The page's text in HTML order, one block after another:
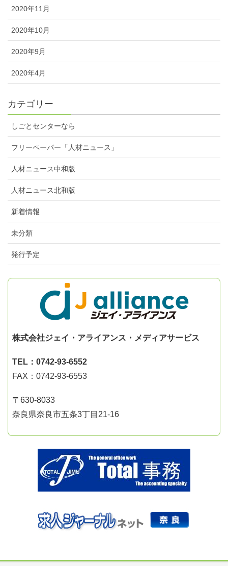
2020年11月
2020年10月
2020年9月
2020年4月
カテゴリー
しごとセンターなら
フリーペーパー「人材ニュース」
人材ニュース中和版
人材ニュース北和版
新着情報
未分類
発行予定
株式会社ジェイ・アライアンス・メディアサービス
TEL：0742-93-6552
FAX：0742-93-6553
〒630-8033
奈良県奈良市五条3丁目21-16